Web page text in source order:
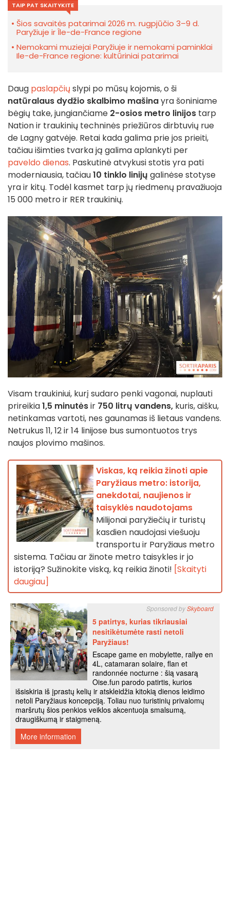
TAIP PAT SKAITYKITE
Šios savaitės patarimai 2026 m. rugpjūčio 3–9 d.
Paryžiuje ir Île-de-France regione
Nemokami muziejai Paryžiuje ir nemokami paminklai
Ile-de-France regione: kultūriniai patarimai
Daug paslapčių slypi po mūsų kojomis, o ši
natūralaus dydžio skalbimo mašinayra šoniniame
bėgių take, jungiančiame 2-osios metro linijos tarp
Nation ir traukinių techninės priežiūros dirbtuvių rue
de Lagny gatvėje. Retai kada galima prie jos prieiti,
tačiau išimties tvarka ją galima aplankyti per
paveldo dienas. Paskutinė atvykusi stotis yra pati
moderniausia, tačiau10 tinklo linijų galinėse stotyse
yra ir kitų. Todėl kasmet tarp jų riedmenų pravažiuoja
15 000 metro ir RER traukinių.
Visam traukiniui, kurį sudaro penki vagonai, nuplauti
prireikia1,5 minutėsir 750 litrų vandens, kuris, aišku,
netinkamas vartoti, nes gaunamas iš lietaus vandens.
Netrukus 11, 12 ir 14 linijose bus sumontuotos trys
naujos plovimo mašinos.
Viskas, ką reikia žinoti apie
Paryžiaus metro: istorija,
anekdotai, naujienos ir
taisyklės naudotojams
Milijonai paryžiečių ir turistų
kasdien naudojasi viešuoju
transportu ir Paryžiaus metro
sistema. Tačiau ar žinote metro taisykles ir jo
istoriją? Sužinokite viską, ką reikia žinoti! [Skaityti
daugiau]